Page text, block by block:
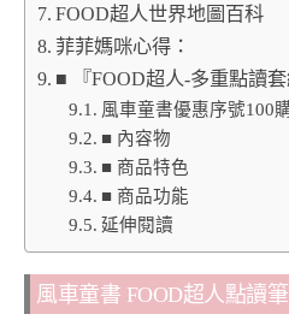
FOOD超人世界地圖百科
菲菲媽咪心得：
■ 『FOOD超人-多重點讀
風車童書優惠序號100
■ 內容物
■ 商品特色
■ 商品功能
延伸閱讀
風車童書 FOOD超人點讀筆